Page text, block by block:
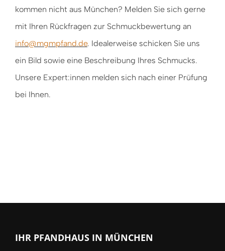
kommen nicht aus München? Melden Sie sich gerne
mit Ihren Rückfragen zur Schmuckbewertung an
info@mgmpfand.de. Idealerweise schicken Sie uns
ein Bild sowie eine Beschreibung Ihres Schmucks.
Unsere Expert:innen melden sich nach einer Prüfung
bei Ihnen.
IHR PFANDHAUS IN MÜNCHEN